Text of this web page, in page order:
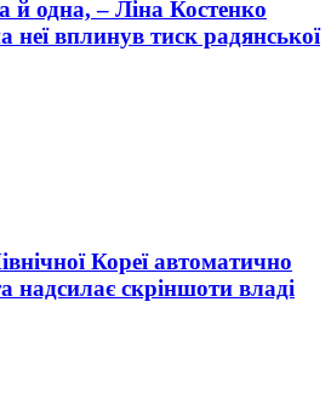
й одна, – Ліна Костенко
неї вплинув тиск радянської
Кореї автоматично
надсилає скріншоти владі